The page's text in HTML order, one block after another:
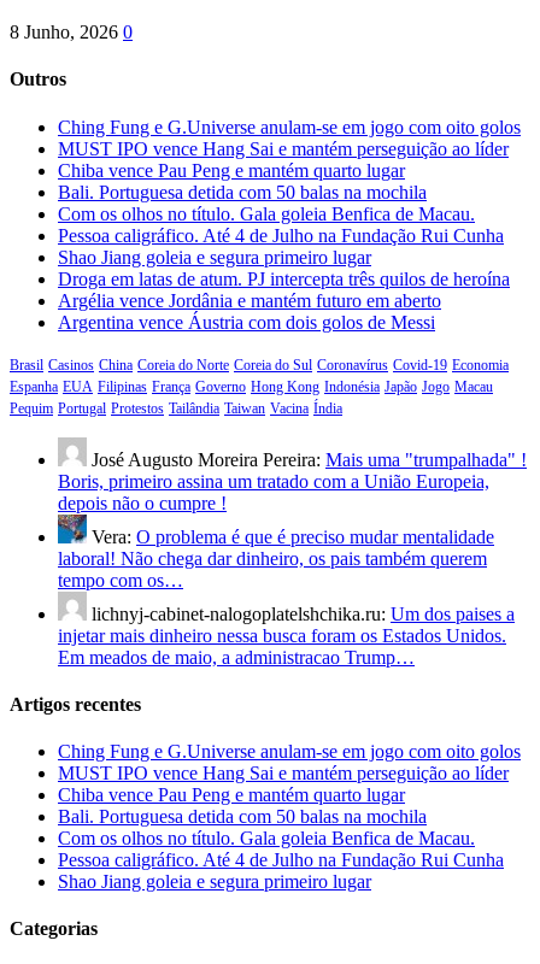
8 Junho, 2026 0
Outros
Ching Fung e G.Universe anulam-se em jogo com oito golos
MUST IPO vence Hang Sai e mantém perseguição ao líder
Chiba vence Pau Peng e mantém quarto lugar
Bali. Portuguesa detida com 50 balas na mochila
Com os olhos no título. Gala goleia Benfica de Macau.
Pessoa caligráfico. Até 4 de Julho na Fundação Rui Cunha
Shao Jiang goleia e segura primeiro lugar
Droga em latas de atum. PJ intercepta três quilos de heroína
Argélia vence Jordânia e mantém futuro em aberto
Argentina vence Áustria com dois golos de Messi
Brasil Casinos China Coreia do Norte Coreia do Sul Coronavírus Covid-19 Economia
Espanha EUA Filipinas França Governo Hong Kong Indonésia Japão Jogo Macau
Pequim Portugal Protestos Tailândia Taiwan Vacina Índia
José Augusto Moreira Pereira: Mais uma "trumpalhada" !
Boris, primeiro assina um tratado com a União Europeia,
depois não o cumpre !
Vera: O problema é que é preciso mudar mentalidade
laboral! Não chega dar dinheiro, os pais também querem
tempo com os…
lichnyj-cabinet-nalogoplatelshchika.ru: Um dos paises a
injetar mais dinheiro nessa busca foram os Estados Unidos.
Em meados de maio, a administracao Trump…
Artigos recentes
Ching Fung e G.Universe anulam-se em jogo com oito golos
MUST IPO vence Hang Sai e mantém perseguição ao líder
Chiba vence Pau Peng e mantém quarto lugar
Bali. Portuguesa detida com 50 balas na mochila
Com os olhos no título. Gala goleia Benfica de Macau.
Pessoa caligráfico. Até 4 de Julho na Fundação Rui Cunha
Shao Jiang goleia e segura primeiro lugar
Categorias